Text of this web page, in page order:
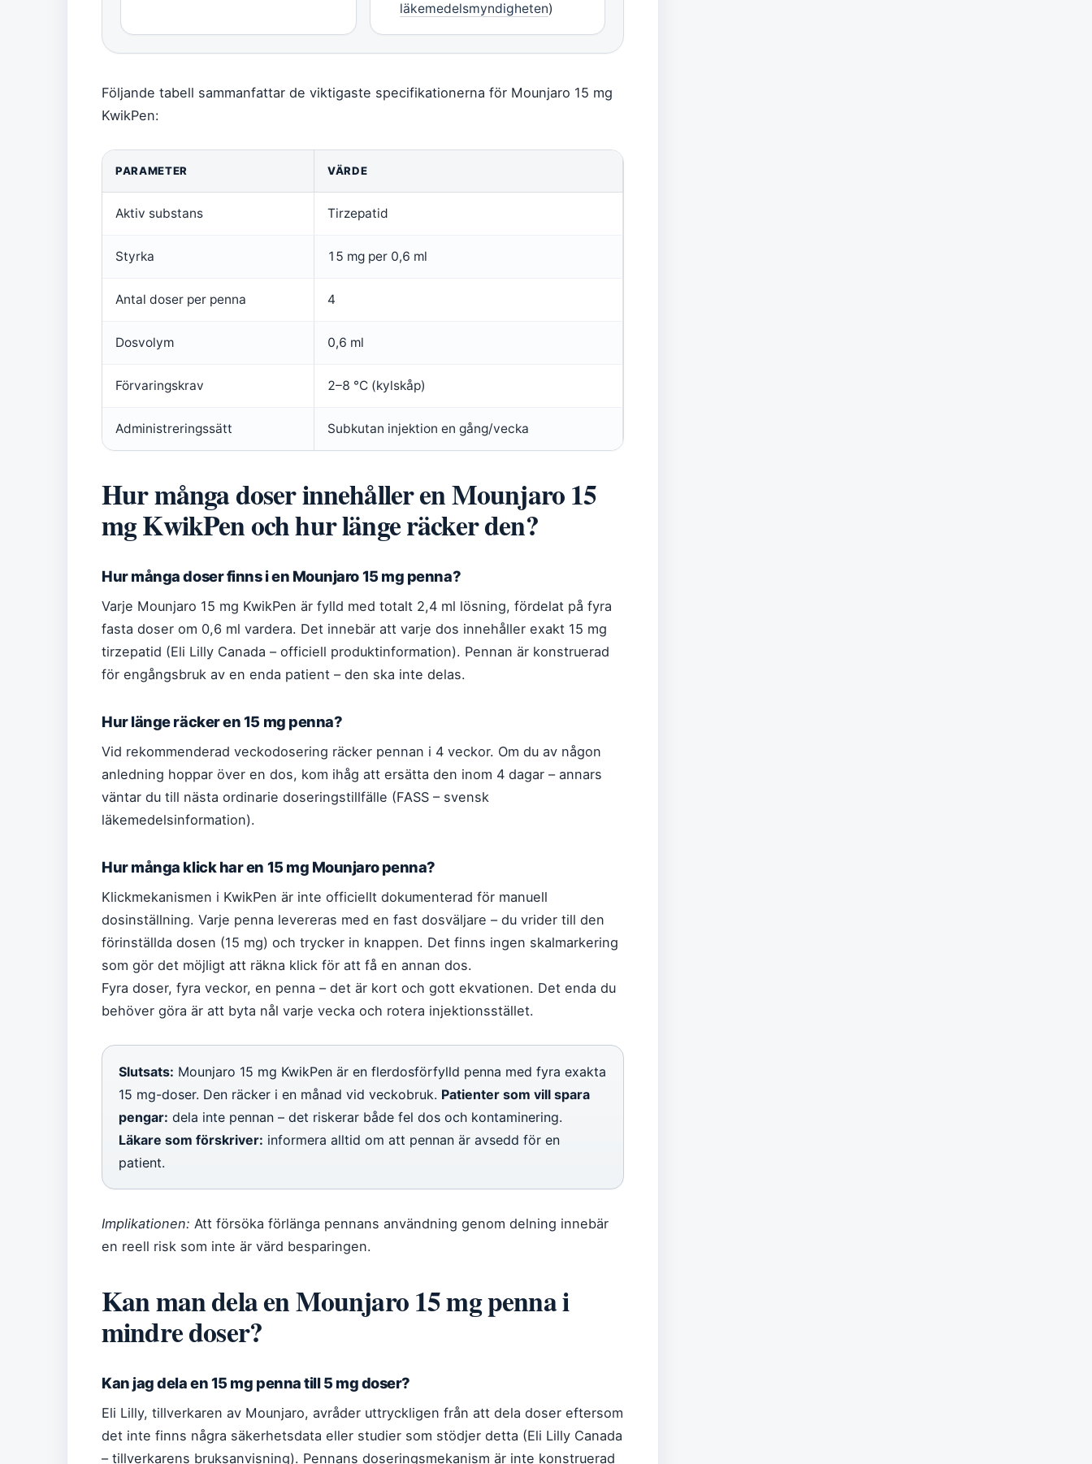
läkemedelsmyndigheten)
Följande tabell sammanfattar de viktigaste specifikationerna för Mounjaro 15 mg
KwikPen:
PARAMETER VÄRDE
Aktiv substans Tirzepatid
Styrka 15 mg per 0,6 ml
Antal doser per penna 4
Dosvolym 0,6 ml
Förvaringskrav 2–8 °C (kylskåp)
Administreringssätt Subkutan injektion en gång/vecka
Hur många doser innehåller en Mounjaro 15
mg KwikPen och hur länge räcker den?
Hur många doser finns i en Mounjaro 15 mg penna?
Varje Mounjaro 15 mg KwikPen är fylld med totalt 2,4 ml lösning, fördelat på fyra
fasta doser om 0,6 ml vardera. Det innebär att varje dos innehåller exakt 15 mg
tirzepatid (Eli Lilly Canada – officiell produktinformation). Pennan är konstruerad
för engångsbruk av en enda patient – den ska inte delas.
Hur länge räcker en 15 mg penna?
Vid rekommenderad veckodosering räcker pennan i 4 veckor. Om du av någon
anledning hoppar över en dos, kom ihåg att ersätta den inom 4 dagar – annars
väntar du till nästa ordinarie doseringstillfälle (FASS – svensk
läkemedelsinformation).
Hur många klick har en 15 mg Mounjaro penna?
Klickmekanismen i KwikPen är inte officiellt dokumenterad för manuell
dosinställning. Varje penna levereras med en fast dosväljare – du vrider till den
förinställda dosen (15 mg) och trycker in knappen. Det finns ingen skalmarkering
som gör det möjligt att räkna klick för att få en annan dos.
Fyra doser, fyra veckor, en penna – det är kort och gott ekvationen. Det enda du
behöver göra är att byta nål varje vecka och rotera injektionsstället.
Slutsats: Mounjaro 15 mg KwikPen är en flerdosförfylld penna med fyra exakta
15 mg-doser. Den räcker i en månad vid veckobruk. Patienter som vill spara
pengar: dela inte pennan – det riskerar både fel dos och kontaminering.
Läkare som förskriver: informera alltid om att pennan är avsedd för en
patient.
Implikationen: Att försöka förlänga pennans användning genom delning innebär
en reell risk som inte är värd besparingen.
Kan man dela en Mounjaro 15 mg penna i
mindre doser?
Kan jag dela en 15 mg penna till 5 mg doser?
Eli Lilly, tillverkaren av Mounjaro, avråder uttryckligen från att dela doser eftersom
det inte finns några säkerhetsdata eller studier som stödjer detta (Eli Lilly Canada
– tillverkarens bruksanvisning). Pennans doseringsmekanism är inte konstruerad